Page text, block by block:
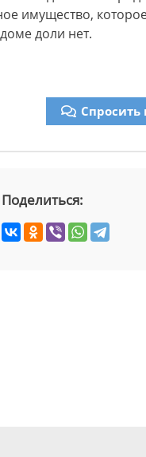
имущество,
доли нет.
Спросить
Поделиться: